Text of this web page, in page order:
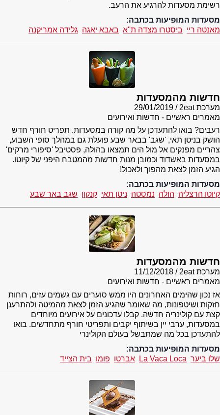
רשימת מסעדות להרגיע את הרעב.
מסעדות המופיעות בכתבה:
מאנטה ריי ביסטרו מצדה ת''א באבא יאגה גלידה אמריקנה
חדשות מהמסעדות
מערכת 2eat
29/01/2019
מאמרים ראשיים - חדשות ואירועים
רעבים? בואו להתעדכן על מה קורה במסעדות. תפריט חורף חדש
הושק בניטן תאי, 'שגב' בבאר שבע פועלת גם במהלך סופי השבוע,
צהריים מפנקים אל מול הים תמצאו בהולה, פסטיבל 'סיפורי מרקים'
במסעדות באשדוד וכמובן מנות חדשות מהמטבח היפני של קיוטו.
הגיע הזמן לצאת מהפוך ולאכול!
מסעדות המופיעות בכתבה:
קיוטו הרצליה הולה נמסטה ניטן תאי קנקון שגב באר שבע
חדשות מהמסעדות
מערכת 2eat
11/12/2018
מאמרים ראשיים - חדשות ואירועים
אז נכון שהימים האחרונים היו ממש סוערים עם גשמים עזים, רוחות
חזקות ושיטפונות, מה שאומר שהגיע הזמן לצאת מהמיטה ולהתרענן
קצת עם קולינריה חדשה. קבלו עדכונים על אירועים מיוחדים
במסעדות, ערבי יין בשיתוף יקבים ותפריטי חורף מתחדשים. בואו
להתעדכן בכל מה שמתבשל בעולם הקולינרי
מסעדות המופיעות בכתבה:
שלו ביער La Vaca Loca אברטו פומו בית הצייד